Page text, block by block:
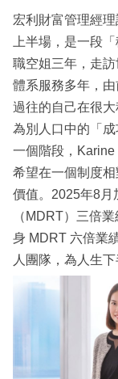
生
活
時
事
專
欄
訂
閱
專
區
宏利財富管理經
上半場，是一段
職空姐三年，走
體系服務多年，
過往的自己在很
為別人口中的「
一個階段，Karine
希望在一個制度
價值。2025年8月
（MDRT）三倍
身 MDRT 六倍業
人團隊，為人生